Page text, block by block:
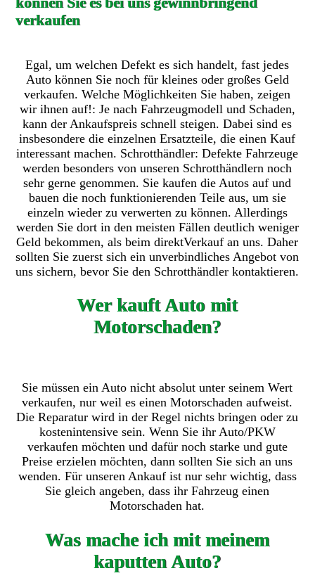
verkaufen
Egal, um welchen Defekt es sich handelt, fast jedes
Auto können Sie noch für kleines oder großes Geld
verkaufen. Welche Möglichkeiten Sie haben, zeigen
wir ihnen auf!: Je nach Fahrzeugmodell und Schaden,
kann der Ankaufspreis schnell steigen. Dabei sind es
insbesondere die einzelnen Ersatzteile, die einen Kauf
interessant machen. Schrotthändler: Defekte Fahrzeuge
werden besonders von unseren Schrotthändlern noch
sehr gerne genommen. Sie kaufen die Autos auf und
bauen die noch funktionierenden Teile aus, um sie
einzeln wieder zu verwerten zu können. Allerdings
werden Sie dort in den meisten Fällen deutlich weniger
Geld bekommen, als beim direktVerkauf an uns. Daher
sollten Sie zuerst sich ein unverbindliches Angebot von
uns sichern, bevor Sie den Schrotthändler kontaktieren.
Wer kauft Auto mit
Motorschaden?
Sie müssen ein Auto nicht absolut unter seinem Wert
verkaufen, nur weil es einen Motorschaden aufweist.
Die Reparatur wird in der Regel nichts bringen oder zu
kostenintensive sein. Wenn Sie ihr Auto/PKW
verkaufen möchten und dafür noch starke und gute
Preise erzielen möchten, dann sollten Sie sich an uns
wenden. Für unseren Ankauf ist nur sehr wichtig, dass
Sie gleich angeben, dass ihr Fahrzeug einen
Motorschaden hat.
Was mache ich mit meinem
kaputten Auto?